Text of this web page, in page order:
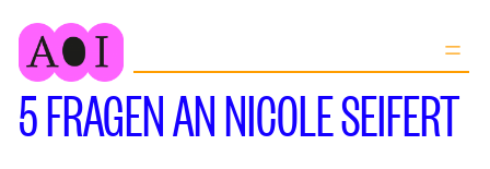
Zum
Inhalt
springen
5 FRAGEN AN NICOLE SEIFERT